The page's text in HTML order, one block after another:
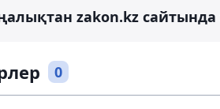
zakon.kz
0